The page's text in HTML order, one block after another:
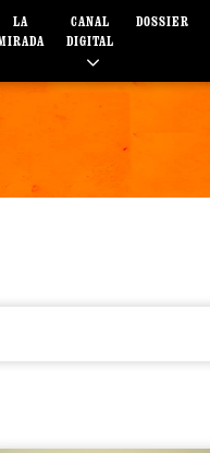
LA
CANAL
DIGITAL
DOSSIER